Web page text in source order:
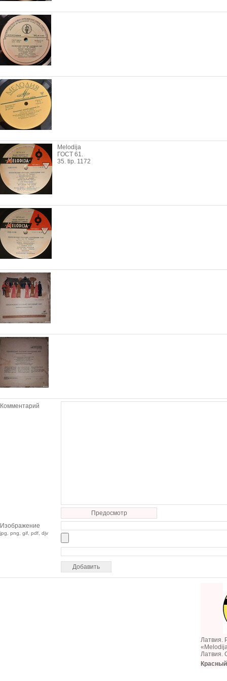
Melodija
ГОСТ 61.
35. tip. 1172
Комментарий
Предосмотр
Изображение
jpg, png, gif, pdf, djv
Латвия.
Латвия.